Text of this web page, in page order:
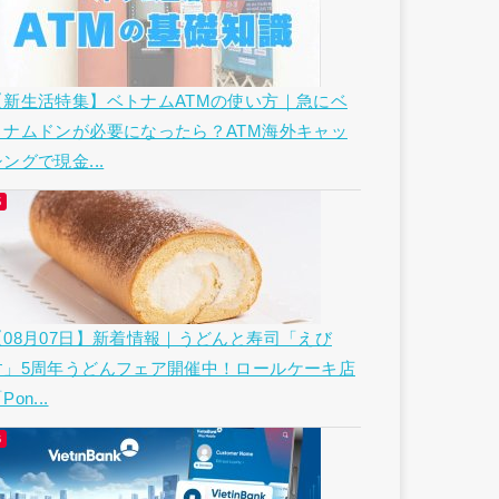
新生活特集】ベトナムATMの使い方｜急にベ
ナムドンが必要になったら？ATM海外キャッ
ングで現金...
08月07日】新着情報｜うどんと寿司「えび
」5周年うどんフェア開催中！ロールケーキ店
Pon...